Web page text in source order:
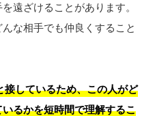
遠ざけることがあります。
な相手でも仲良くすること
しているため、この人がど
るかを短時間で理解するこ